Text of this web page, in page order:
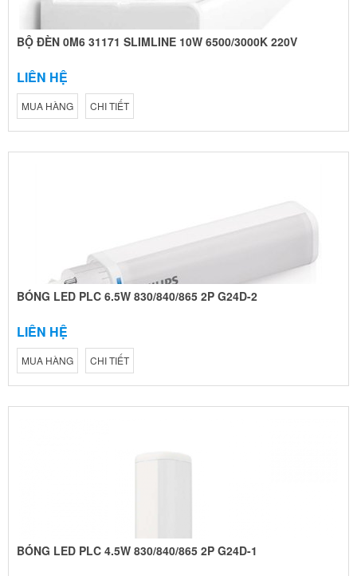
BỘ ĐÈN 0M6 31171 SLIMLINE 10W 6500/3000K 220V
LIÊN HỆ
MUA HÀNG CHI TIẾT
BÓNG LED PLC 6.5W 830/840/865 2P G24D-2
LIÊN HỆ
MUA HÀNG CHI TIẾT
BÓNG LED PLC 4.5W 830/840/865 2P G24D-1